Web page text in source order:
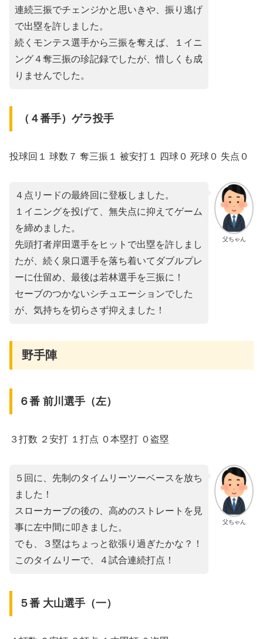
連続三振でチェンジかと思いきや、振り逃げ
で出塁を許しました。
続くモンテス選手から三振を奪えば、１イニ
ング４奪三振の珍記録でしたが、惜しくも成
りませんでした。
（４番手）ゲラ投手
投球回１ 球数７ 奪三振１ 被安打１ 四球０ 死球０ 失点０
父ちゃん
４点リードの最終回に登板しました。
１イニングを投げて、無失点に抑えてゲーム
を締めました。
先頭打者岸田選手をヒットで出塁を許しまし
たが、続く泉口選手を落ち着いてダブルプレ
ーに仕留め、最後は若林選手を三振に！
セーブのつかないシチュエーションでした
が、気持ちを切らさず抑えました！
野手陣
６番 前川選手（左）
３打数 ２安打 １打点 ０本塁打 ０盗塁
父ちゃん
５回に、先制のタイムリーツーベースを放ち
ました！
スローカーブの後の、高めのストレートを見
事に左中間に叩きました。
でも、３塁はちょっと欲張り過ぎたかな？！
このタイムリーで、４試合連続打点！
５番 大山選手（一）